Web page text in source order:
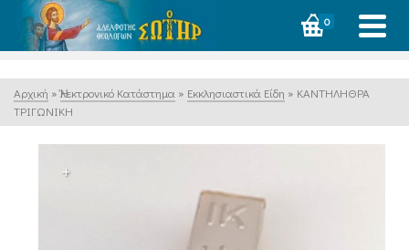
0
Αρχική » Ἠλεκτρονικό Κατάστημα » Εκκλησιαστικά Είδη » ΚΑΝΤΗΛΗΘΡΑ
ΤΡΙΓΩΝΙΚΗ